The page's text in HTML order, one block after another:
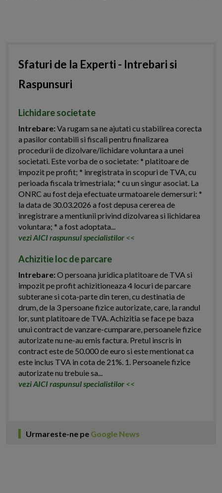
Sfaturi de la Experti - Intrebari si
Raspunsuri
Lichidare societate
Intrebare:Va rugam sa ne ajutati cu stabilirea corecta
a pasilor contabili si fiscali pentru finalizarea
procedurii de dizolvare/lichidare voluntara a unei
societati. Este vorba de o societate: * platitoare de
impozit pe profit; * inregistrata in scopuri de TVA, cu
perioada fiscala trimestriala; * cu un singur asociat. La
ONRC au fost deja efectuate urmatoarele demersuri: *
la data de 30.03.2026 a fost depusa cererea de
inregistrare a mentiunii privind dizolvarea si lichidarea
voluntara; * a fost adoptata...
vezi AICI raspunsul specialistilor <<
Achizitie loc de parcare
Intrebare:O persoana juridica platitoare de TVA si
impozit pe profit achizitioneaza 4 locuri de parcare
subterane si cota-parte din teren, cu destinatia de
drum, de la 3 persoane fizice autorizate, care, la randul
lor, sunt platitoare de TVA. Achizitia se face pe baza
unui contract de vanzare-cumparare, persoanele fizice
autorizate nu ne-au emis factura. Pretul inscris in
contract este de 50.000 de euro si este mentionat ca
este inclus TVA in cota de 21%. 1. Persoanele fizice
autorizate nu trebuie sa...
vezi AICI raspunsul specialistilor <<
Urmareste-ne pe Google News